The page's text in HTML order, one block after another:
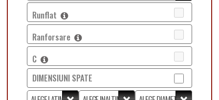
Runflat
Ranforsare
C
DIMENSIUNI SPATE